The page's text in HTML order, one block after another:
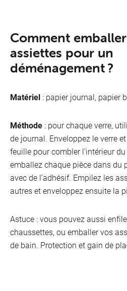
Comment
assiettes pour un
déménagement ?
Matériel : papier journal, papier
Méthode : pour chaque verre,
de journal. Enveloppez le verre
feuille pour combler l’intérieur
emballez chaque pièce dans du
avec de l’adhésif. Empilez les
autres et enveloppez ensuite la
Astuce : vous pouvez aussi
chaussettes, ou emballer vos
de bain. Protection et gain de